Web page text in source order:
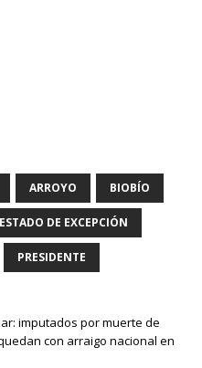
ARROYO BIOBÍO
ESTADO DE EXCEPCIÓN
PRESIDENTE
imputados por muerte de
con arraigo nacional en